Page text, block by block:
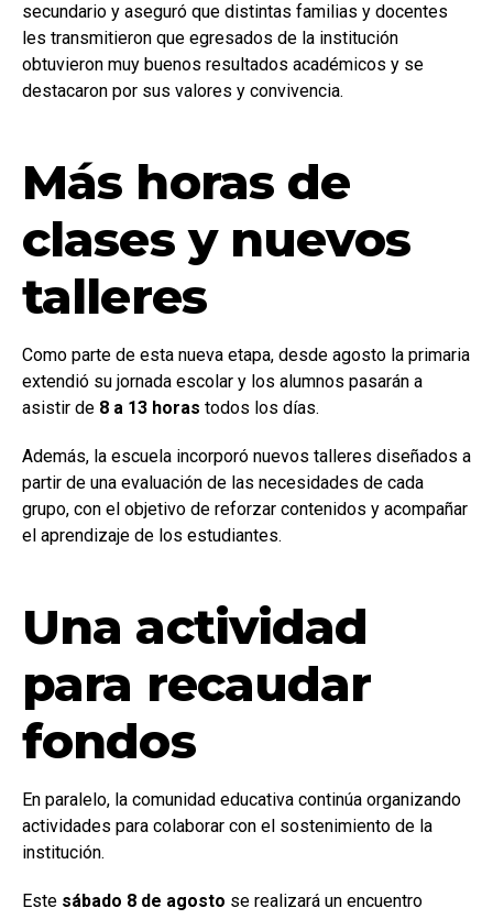
secundario y aseguró que distintas familias y docentes
les transmitieron que egresados de la institución
obtuvieron muy buenos resultados académicos y se
destacaron por sus valores y convivencia.
Más horas de
clases y nuevos
talleres
Como parte de esta nueva etapa, desde agosto la primaria
extendió su jornada escolar y los alumnos pasarán a
asistir de 8 a 13 horas todos los días.
Además, la escuela incorporó nuevos talleres diseñados a
partir de una evaluación de las necesidades de cada
grupo, con el objetivo de reforzar contenidos y acompañar
el aprendizaje de los estudiantes.
Una actividad
para recaudar
fondos
En paralelo, la comunidad educativa continúa organizando
actividades para colaborar con el sostenimiento de la
institución.
Este sábado 8 de agosto se realizará un encuentro